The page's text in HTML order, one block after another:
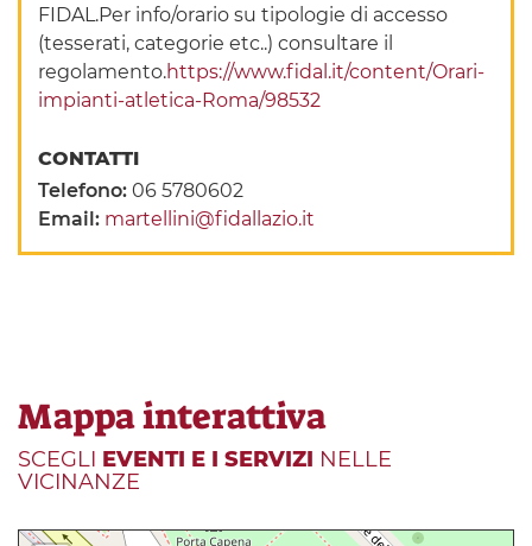
FIDAL.Per info/orario su tipologie di accesso
(tesserati, categorie etc..) consultare il
regolamento.https://www.fidal.it/content/Orari-
impianti-atletica-Roma/98532
CONTATTI
Telefono:06 5780602
Email: martellini@fidallazio.it
Mappa interattiva
SCEGLI EVENTI E I SERVIZI NELLE
VICINANZE